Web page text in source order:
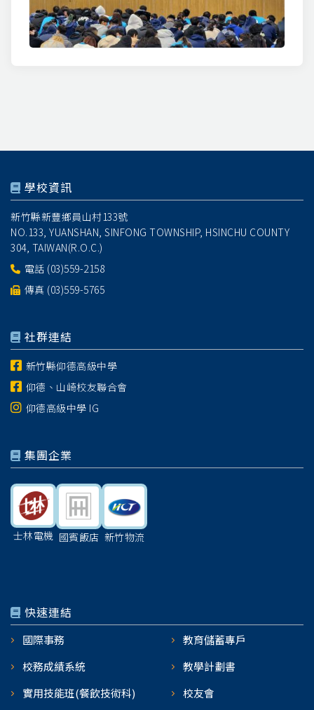
學校資訊
新竹縣新豐鄉員山村133號
NO.133, YUANSHAN, SINFONG TOWNSHIP, HSINCHU COUNTY
304, TAIWAN(R.O.C.)
電話 (03)559-2158
傳真 (03)559-5765
社群連結
新竹縣仰德高級中學
仰德、山崎校友聯合會
仰德高級中學 IG
集團企業
士林電機 國賓飯店 新竹物流
快速連結
國際事務
教育儲蓄專戶
校務成績系統
教學計劃書
實用技能班(餐飲技術科)
校友會